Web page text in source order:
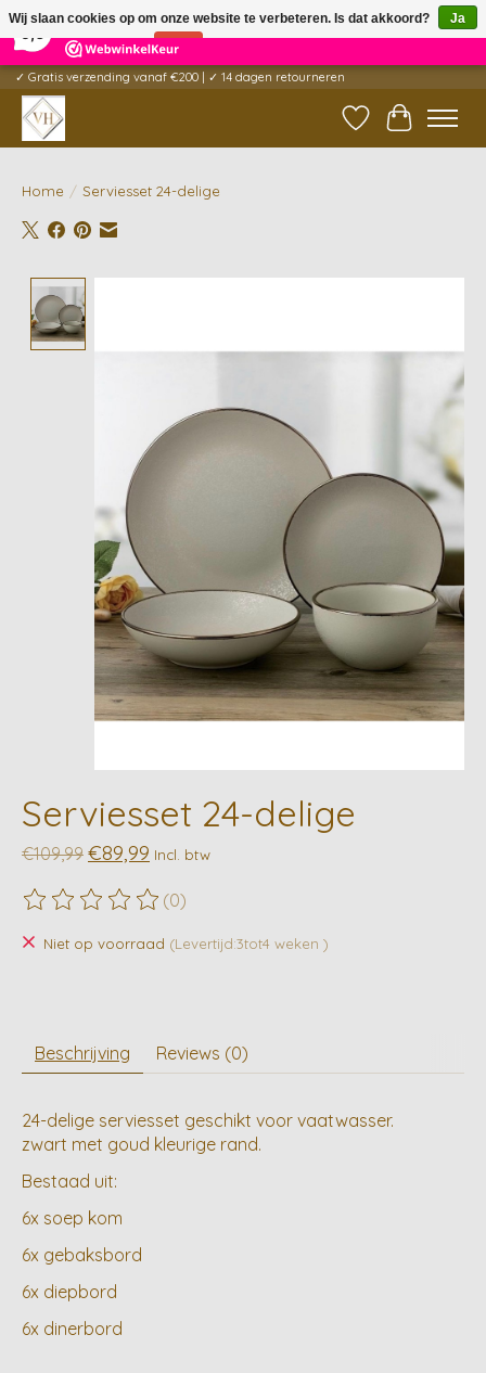
5 Reviews ×
✓ Gratis verzending vanaf €200 | ✓ 14 dagen retourneren
Verlanglijst
Home / Serviesset 24-delige
Serviesset 24-delige
€109,99 €89,99 Incl. btw
De beoordeling van dit product is
(0)
Niet op voorraad (Levertijd:3tot4 weken )
Beschrijving Reviews (0)
24-delige serviesset geschikt voor vaatwasser.
zwart met goud kleurige rand.
Bestaad uit:
6x soep kom
6x gebaksbord
6x diepbord
6x dinerbord
Wij slaan cookies op om onze website te verbeteren. Is dat akkoord?
Ja
Nee